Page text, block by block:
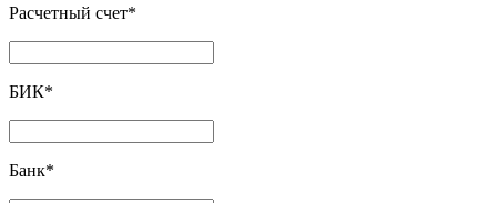
Расчетный счет*
БИК*
Банк*